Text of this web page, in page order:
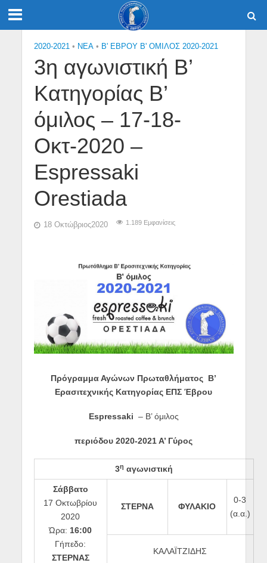
2020-2021 • NEA • Β' ΕΒΡΟΥ Β' ΟΜΙΛΟΣ 2020-2021
3η αγωνιστική Β’
Κατηγορίας Β’
όμιλος – 17-18-
Οκτ-2020 –
Espressaki
Orestiada
18 Οκτώβριος2020 1.189 Εμφανίσεις
Πρόγραμμα Αγώνων Πρωταθλήματος Β’
Ερασιτεχνικής Κατηγορίας ΕΠΣ Έβρου
Espressaki – Β’ όμιλος
περιόδου 2020-2021Α’ Γύρος
3η αγωνιστική
Σάββατο
17 Οκτωβρίου
2020
Ώρα: 16:00
Γήπεδο:
ΣΤΕΡΝΑΣ
ΣΤΕΡΝΑ ΦΥΛΑΚΙΟ
0-3
(α.α.)
ΚΑΛΑΪΤΖΙΔΗΣ